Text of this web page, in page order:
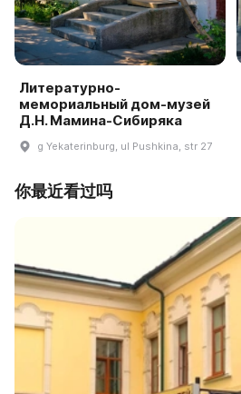
Литературно-
мемориальный дом-музей
Д.Н. Мамина-Сибиряка
g Yekaterinburg, ul Pushkina, str 27
你最近看过吗